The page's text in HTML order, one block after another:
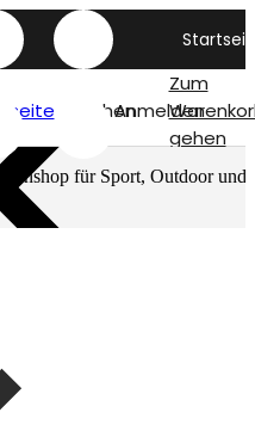
SuchenAnmelden
Zum
gehen
für Sport, Outdoor und